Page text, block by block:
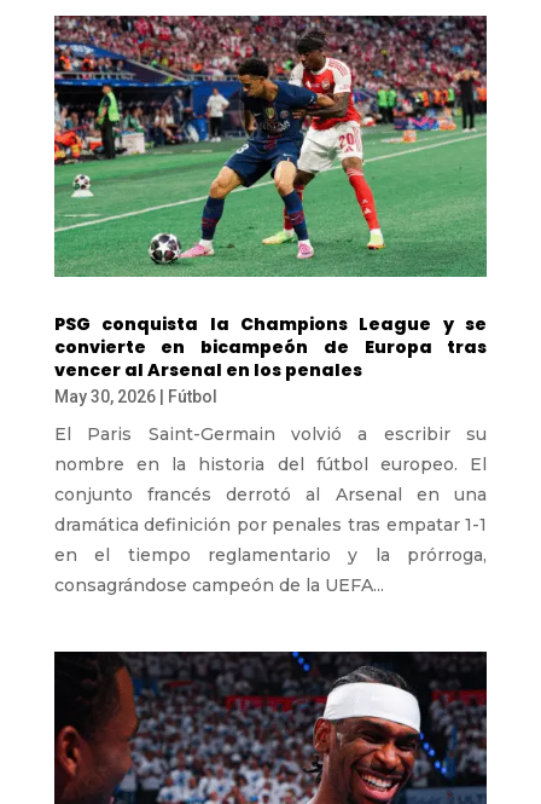
PSG conquista la Champions League y se
convierte en bicampeón de Europa tras
vencer al Arsenal en los penales
May 30, 2026| Fútbol
El Paris Saint-Germain volvió a escribir su
nombre en la historia del fútbol europeo. El
conjunto francés derrotó al Arsenal en una
dramática definición por penales tras empatar 1-1
en el tiempo reglamentario y la prórroga,
consagrándose campeón de la UEFA...